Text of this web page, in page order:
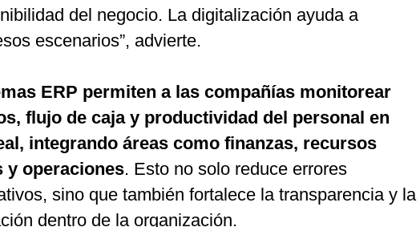
del negocio. La digitalización ayuda a
escenarios”, advierte.
ERP permiten a las compañías monitorear
flujo de caja y productividad del personal en
integrando áreas como finanzas, recursos
y operaciones. Esto no solo reduce errores
sino que también fortalece la transparencia y la
dentro de la organización.